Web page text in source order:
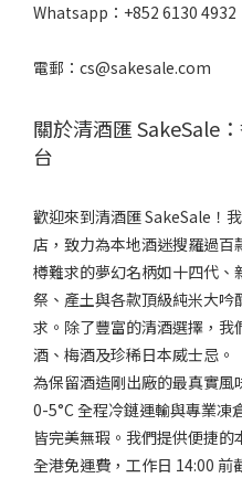
Whatsapp：+852 6130 4932
電郵：cs@sakesale.com
關於清酒匯 SakeSale
台
歡迎來到清酒匯 SakeSale！
店，致力為本地酒迷搜羅過
樽難求的夢幻名柄如十四代
祭、產土與各款頂級純米大
求。除了豐富的清酒選擇，
酒、梅酒及珍稀日本威士忌。
為保留酒造剛出廠的最真實風
0-5°C 全程冷鏈運輸與專業凍
皆完美無瑕。我們提供便捷
全港免運費，工作日 14:00